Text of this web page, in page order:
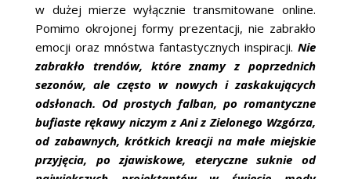
w dużej mierze wyłącznie transmitowane online.
Pomimo okrojonej formy prezentacji, nie zabrakło
emocji oraz mnóstwa fantastycznych inspiracji. Nie
zabrakło trendów, które znamy z poprzednich
sezonów, ale często w nowych i zaskakujących
odsłonach. Od prostych falban, po romantyczne
bufiaste rękawy niczym z Ani z Zielonego Wzgórza,
od zabawnych, krótkich kreacji na małe miejskie
przyjęcia, po zjawiskowe, eteryczne suknie od